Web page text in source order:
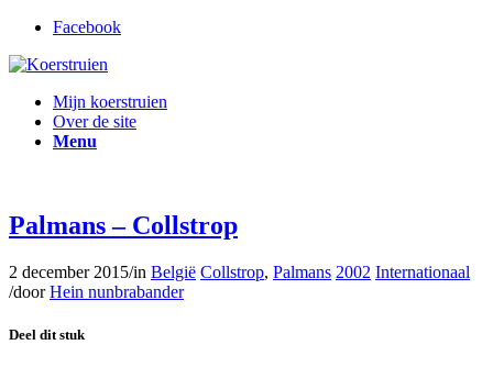
Facebook
Mijn koerstruien
Over de site
Menu
Palmans – Collstrop
2 december 2015/in België Collstrop, Palmans 2002 Internationaal
/doorHein nunbrabander
Deel dit stuk